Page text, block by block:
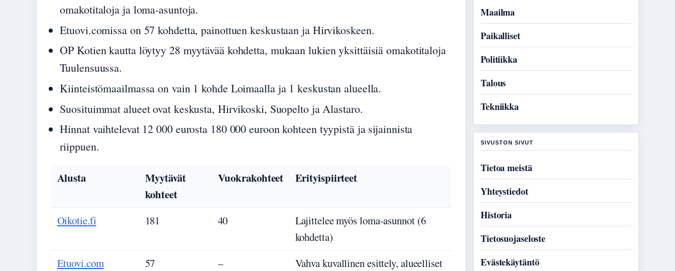
omakotitaloja ja loma-asuntoja.
Etuovi.comissa on 57 kohdetta, painottuen keskustaan ja Hirvikoskeen.
OP Kotien kautta löytyy 28 myytävää kohdetta, mukaan lukien yksittäisiä omakotitaloja
Tuulensuussa.
Kiinteistömaailmassa on vain 1 kohde Loimaalla ja 1 keskustan alueella.
Suosituimmat alueet ovat keskusta, Hirvikoski, Suopelto ja Alastaro.
Hinnat vaihtelevat 12 000 eurosta 180 000 euroon kohteen tyypistä ja sijainnista
riippuen.
Alusta
Myytävät
kohteet
Vuokrakohteet Erityispiirteet
Oikotie.fi 181 40
Lajittelee myös loma-asunnot (6
kohdetta)
Etuovi.com
57 –
Vahva kuvallinen esittely, alueelliset
Maailma
Paikalliset
Politiikka
Talous
Tekniikka
SIVUSTON SIVUT
Tietoa meistä
Yhteystiedot
Historia
Tietosuojaseloste
Evästekäytäntö